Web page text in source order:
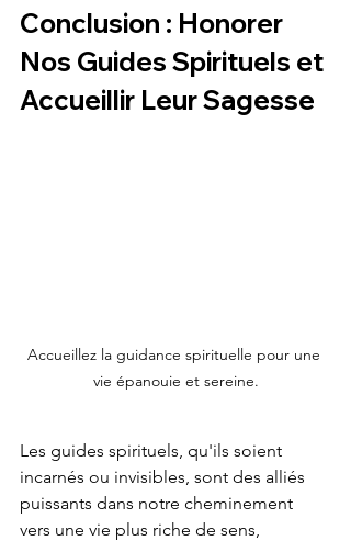
Conclusion : Honorer
Nos Guides Spirituels et
Accueillir Leur Sagesse
Accueillez la guidance spirituelle pour une
vie épanouie et sereine.
Les guides spirituels, qu'ils soient
incarnés ou invisibles, sont des alliés
puissants dans notre cheminement
vers une vie plus riche de sens,